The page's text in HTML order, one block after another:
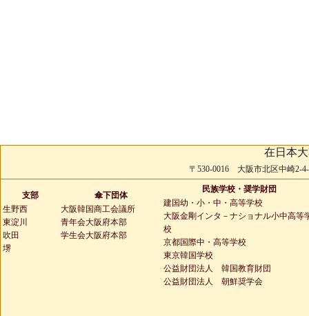
在日本
〒530-0016 大阪市北区中崎2-
支部
生野西
東淀川
吹田
堺
傘下団体
大阪韓国商工会議所
青年会大阪府本部
学生会大阪府本部
民族学校・奨学財団
建国幼・小・中・高等学校
大阪金剛インタ－ナショナル小中高等
校
京都国際中・高等学校
東京韓国学校
公益財団法人 韓国教育財団
公益財団法人 朝鮮奨学会